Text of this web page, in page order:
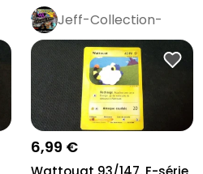
Jeff-Collection-
Rétro Pro
6,99 €